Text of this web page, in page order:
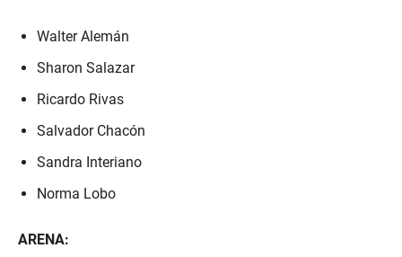
Walter Alemán
Sharon Salazar
Ricardo Rivas
Salvador Chacón
Sandra Interiano
Norma Lobo
ARENA: